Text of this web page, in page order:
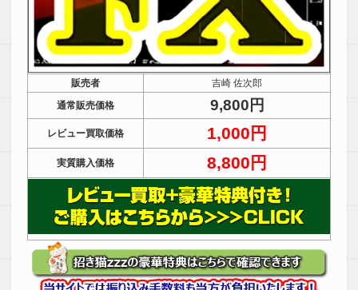
販売者
吉崎 佐次郎
通常販売価格
9,800円
レビュー買取価格 1,000円
実質購入価格 8,800円